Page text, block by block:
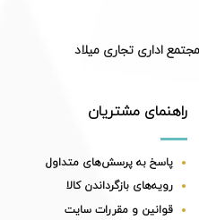
اداری تجاری میلاد
راهنمای مشتریان
پاسخ به پرسش‌های متداول
رویه‌های بازگرداندن کالا
قوانین و مقررات سایت